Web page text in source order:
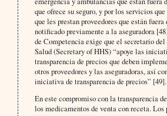
que ofrece su seguro, y por los servicios
que les prestan proveedores que están
notificado previamente a la aseguradora
de Competencia exige que el secretario
Salud (Secretary of HHS) “apoye las
transparencia de precios que deben
otros proveedores y las aseguradoras, así
iniciativa de transparencia de precios” [49].
En este compromiso con la transparencia
los medicamentos de venta con receta. Los